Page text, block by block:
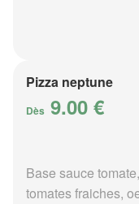
Pizza neptune
Dès 9.00 €
Base sauce
tomates fraiches,